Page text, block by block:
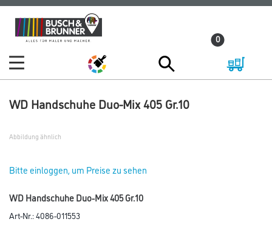
Zum
Inhalt
Zum
Navigationsmenü
0
WD Handschuhe Duo-Mix 405 Gr.10
Abbildung ähnlich
Bitte einloggen, um Preise zu sehen
WD Handschuhe Duo-Mix 405 Gr.10
Art-Nr.:4086-011553